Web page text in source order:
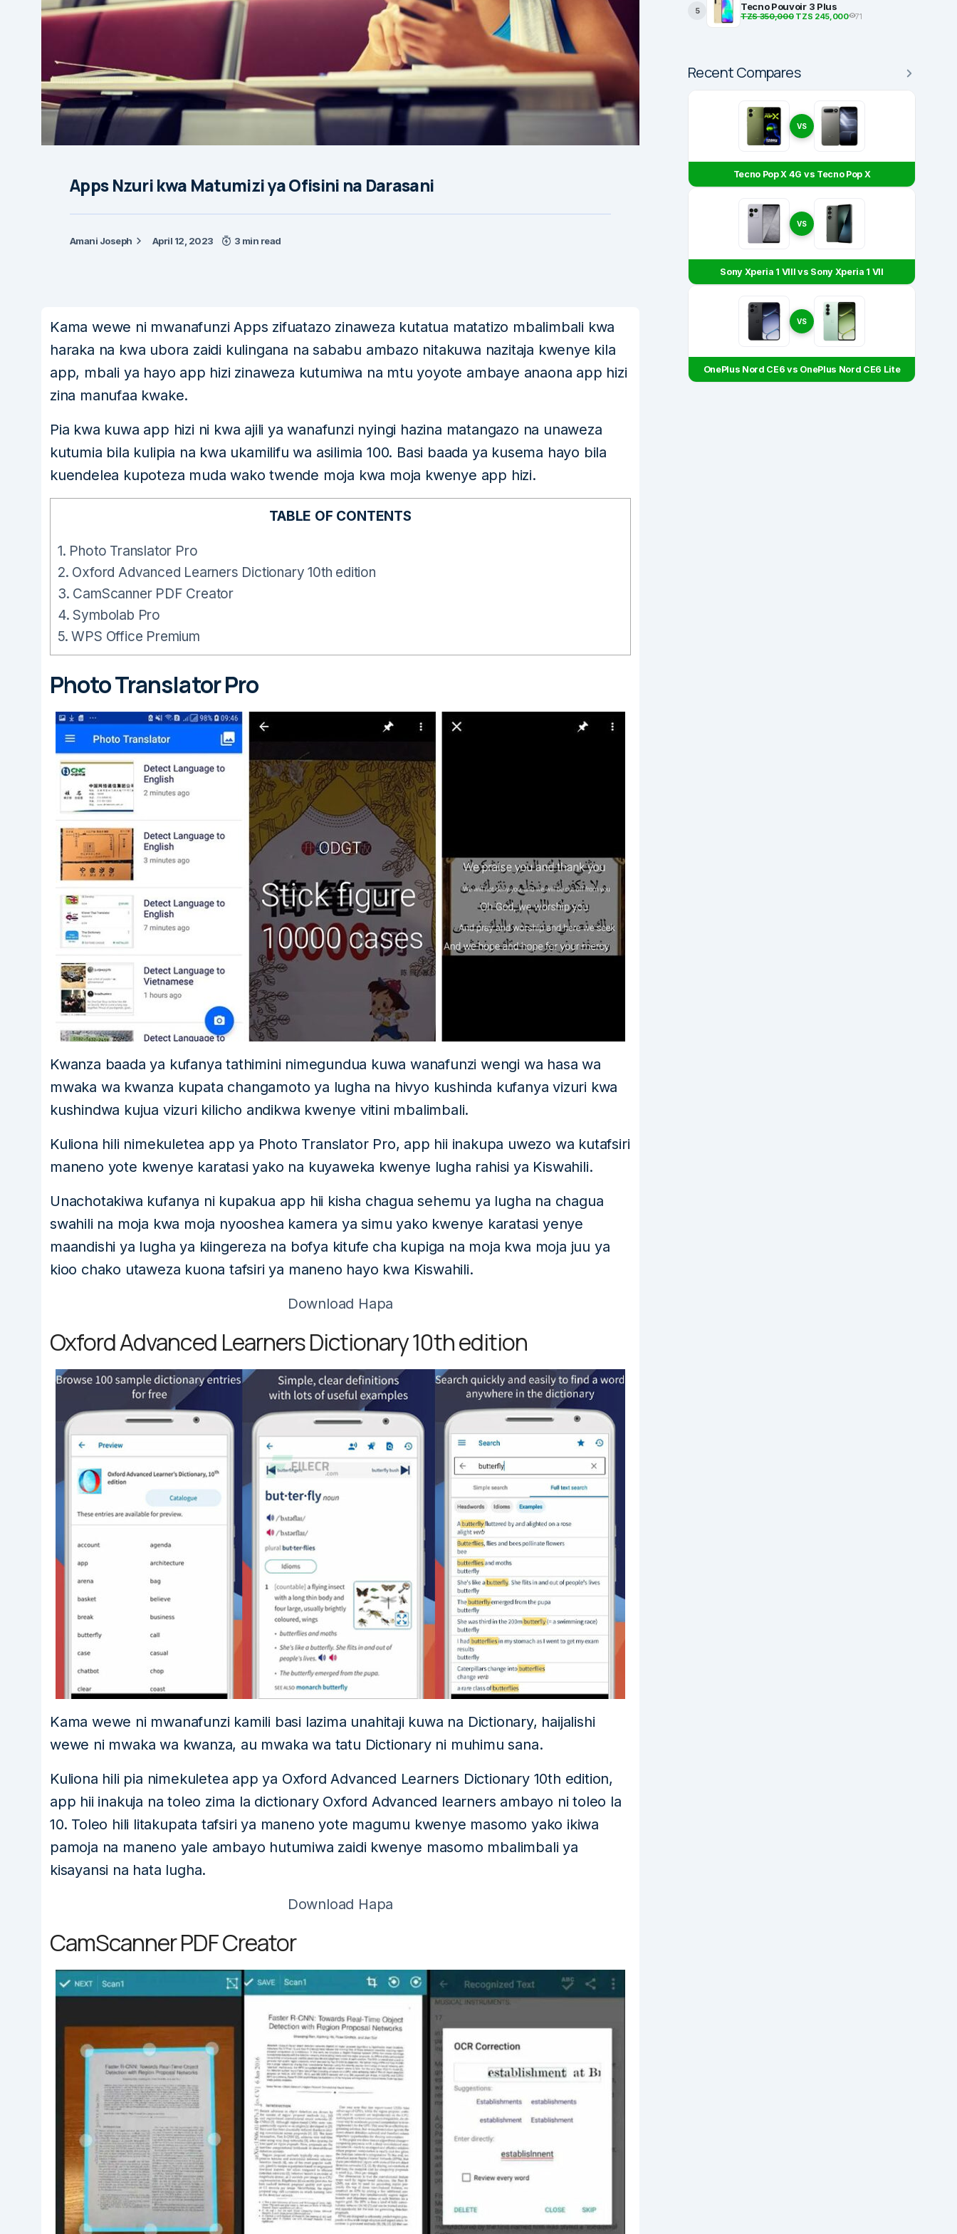
Apps Nzuri kwa Matumizi ya Ofisini na Darasani
Amani Joseph April 12, 2023 3 min read
Kama wewe ni mwanafunzi Apps zifuatazo zinaweza kutatua matatizo mbalimbali kwa
haraka na kwa ubora zaidi kulingana na sababu ambazo nitakuwa nazitaja kwenye kila
app, mbali ya hayo app hizi zinaweza kutumiwa na mtu yoyote ambaye anaona app hizi
zina manufaa kwake.
Pia kwa kuwa app hizi ni kwa ajili ya wanafunzi nyingi hazina matangazo na unaweza
kutumia bila kulipia na kwa ukamilifu wa asilimia 100. Basi baada ya kusema hayo bila
kuendelea kupoteza muda wako twende moja kwa moja kwenye app hizi.
TABLE OF CONTENTS
1. Photo Translator Pro
2. Oxford Advanced Learners Dictionary 10th edition
3. CamScanner PDF Creator
4. Symbolab Pro
5. WPS Office Premium
Photo Translator Pro
Kwanza baada ya kufanya tathimini nimegundua kuwa wanafunzi wengi wa hasa wa
mwaka wa kwanza kupata changamoto ya lugha na hivyo kushinda kufanya vizuri kwa
kushindwa kujua vizuri kilicho andikwa kwenye vitini mbalimbali.
Kuliona hili nimekuletea app ya Photo Translator Pro, app hii inakupa uwezo wa kutafsiri
maneno yote kwenye karatasi yako na kuyaweka kwenye lugha rahisi ya Kiswahili.
Unachotakiwa kufanya ni kupakua app hii kisha chagua sehemu ya lugha na chagua
swahili na moja kwa moja nyooshea kamera ya simu yako kwenye karatasi yenye
maandishi ya lugha ya kiingereza na bofya kitufe cha kupiga na moja kwa moja juu ya
kioo chako utaweza kuona tafsiri ya maneno hayo kwa Kiswahili.
Download Hapa
Oxford Advanced Learners Dictionary 10th edition
Kama wewe ni mwanafunzi kamili basi lazima unahitaji kuwa na Dictionary, haijalishi
wewe ni mwaka wa kwanza, au mwaka wa tatu Dictionary ni muhimu sana.
Kuliona hili pia nimekuletea app ya Oxford Advanced Learners Dictionary 10th edition,
app hii inakuja na toleo zima la dictionary Oxford Advanced learners ambayo ni toleo la
10. Toleo hili litakupata tafsiri ya maneno yote magumu kwenye masomo yako ikiwa
pamoja na maneno yale ambayo hutumiwa zaidi kwenye masomo mbalimbali ya
kisayansi na hata lugha.
Download Hapa
CamScanner PDF Creator
5 Tecno Pouvoir 3 Plus
TZS 350,000TZS 245,000 71
Recent Compares
VS
Tecno Pop X 4G vs Tecno Pop X
VS
Sony Xperia 1 VIII vs Sony Xperia 1 VII
VS
OnePlus Nord CE6 vs OnePlus Nord CE6 Lite